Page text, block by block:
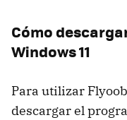
Cómo
Windows 11
Para utilizar
descargar el